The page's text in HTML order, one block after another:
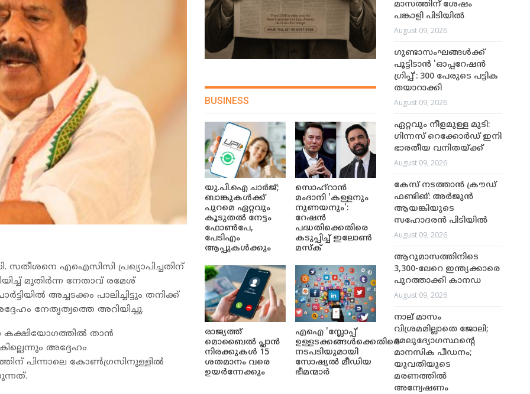
സതീശനെ എഐസിസി പ്രഖ്യാപിച്ചതിന്
മുതിർന്ന നേതാവ് രമേശ്
അച്ചടക്കം പാലിച്ചിട്ടും തനിക്ക്
നേതൃത്വത്തെ അറിയിച്ചു.
കക്ഷിയോഗത്തിൽ താൻ
അദ്ദേഹം
പിന്നാലെ കോൺഗ്രസിനുള്ളിൽ
BUSINESS
യു.പി.ഐ ചാർജ്;
ബാങ്കുകൾക്ക്
പുറമെ ഏറ്റവും
കൂടുതൽ നേട്ടം
ഫോൺപേ,
പേടിഎം
ആപ്പുകൾക്കും
സൊഹ്റാൻ
മംദാനി 'കള്ളനും
നുണയനും':
റേഷൻ
പദ്ധതിക്കെതിരെ
കടുപ്പിച്ച് ഇലോൺ
മസ്ക്
രാജ്യത്ത്
മൊബൈൽ പ്ലാൻ
നിരക്കുകൾ 15
ശതമാനം വരെ
ഉയർന്നേക്കും
എഐ 'സ്ലോപ്പ്'
ഉള്ളടക്കങ്ങൾക്കെതിരെ
നടപടിയുമായി
സോഷ്യൽ മീഡിയ
ഭീമന്മാർ
മാസത്തിന് ശേഷം
പങ്കാളി പിടിയിൽ
August 09, 2026
ഗുണ്ടാസംഘങ്ങൾക്ക്
പൂട്ടിടാൻ 'ഓപ്പറേഷൻ
ഗ്രിപ്പ്': 300 പേരുടെ പട്ടിക
തയാറാക്കി
August 09, 2026
ഏറ്റവും നീളമുള്ള മുടി:
ഗിന്നസ് റെക്കോർഡ് ഇനി
ഭാരതീയ വനിതയ്ക്ക്
August 09, 2026
കേസ് നടത്താൻ ക്രൗഡ്
ഫണ്ടിങ്: അർജുൻ
ആയങ്കിയുടെ
സഹോദരൻ പിടിയിൽ
August 09, 2026
ആറുമാസത്തിനിടെ
3,300-ലേറെ ഇന്ത്യക്കാരെ
പുറത്താക്കി കാനഡ
August 09, 2026
നാല് മാസം
വിശ്രമമില്ലാതെ ജോലി;
മേലുദ്യോഗസ്ഥന്റെ
മാനസിക പീഡനം;
യുവതിയുടെ
മരണത്തിൽ
അന്വേഷണം